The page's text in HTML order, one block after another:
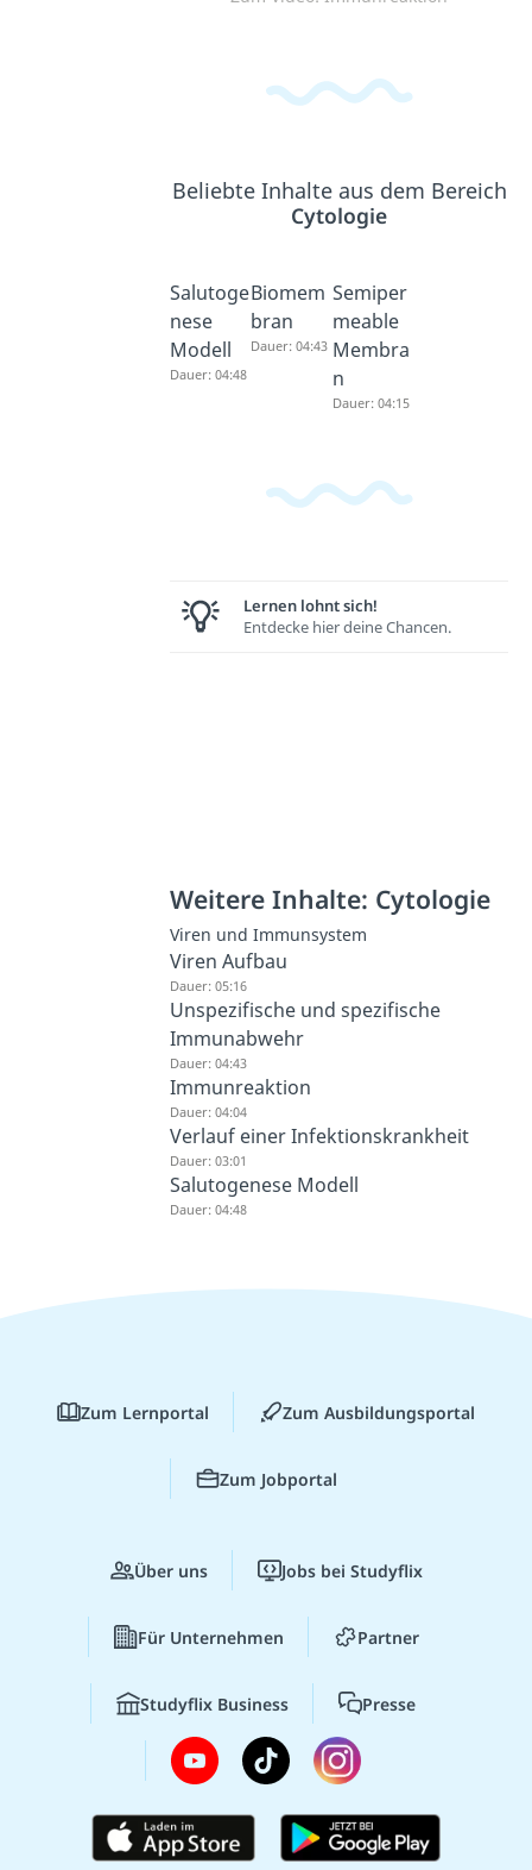
Beliebte Inhalte aus dem Bereich
Cytologie
Salutoge
nese
Modell
Dauer: 04:48
Biomem
bran
Dauer: 04:43
Semiper
meable
Membra
n
Dauer: 04:15
Lernen lohnt sich!
Entdecke hier deine Chancen.
Weitere Inhalte: Cytologie
Viren und Immunsystem
Viren Aufbau
Dauer: 05:16
Unspezifische und spezifische
Immunabwehr
Dauer: 04:43
Immunreaktion
Dauer: 04:04
Verlauf einer Infektionskrankheit
Dauer: 03:01
Salutogenese Modell
Dauer: 04:48
Zum Lernportal Zum Ausbildungsportal
Zum Jobportal
Über uns Jobs bei Studyflix
Für Unternehmen Partner
Studyflix Business Presse